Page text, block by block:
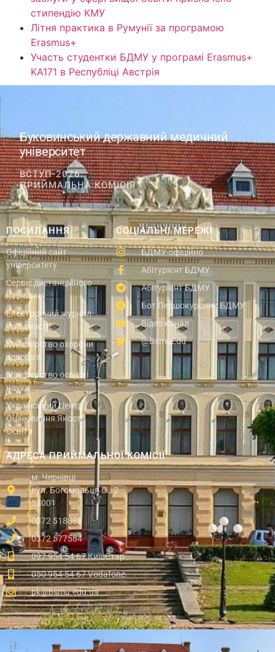
стипендію КМУ
Літня практика в Румунії за програмою
Erasmus+
Участь студентки БДМУ у програмі Erasmus+
KA171 в Республіці Австрія
АДРЕСА ПРИЙМАЛЬНОЇ КОМІСІЇ
м. Чернівці
вул. Богомольця О., 2
58001
0372 518888
0372 577584
097 954 54 67 КиївСтар
050 954 54 67 Vodafone
pk@bsmu.edu.ua
СОЦІАЛЬНІ МЕРЕЖІ
БДМУ-офіційно
Абітурієнт БДМУ
Абітурієнт БДМУ
Бот Першокурсник БДМУ
Відео канал
@BsmuEdu
ПОСИЛАННЯ
Офіційний сайт
університету
Сервіс дистанційного
навчання
Електронний журнал
успішності
Міністерство охорони
здоров'я
Міністерство освіти і
науки
Український Центр
Оцінювання Якості
Освіти
Буковинський державний медичний
університет
ВСТУП-2026.
ПРИЙМАЛЬНА КОМІСІЯ